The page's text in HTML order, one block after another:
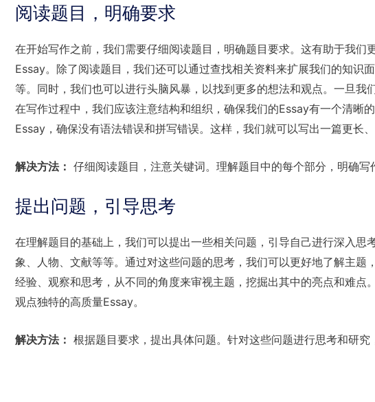
阅读题目，明确要求
在开始写作之前，我们需要仔细阅读题目，明确题目要求。这有助于我们
Essay。除了阅读题目，我们还可以通过查找相关资料来扩展我们的知识
等。同时，我们也可以进行头脑风暴，以找到更多的想法和观点。一旦我
在写作过程中，我们应该注意结构和组织，确保我们的Essay有一个清晰
Essay，确保没有语法错误和拼写错误。这样，我们就可以写出一篇更长
解决方法： 仔细阅读题目，注意关键词。理解题目中的每个部分，明确写
提出问题，引导思考
在理解题目的基础上，我们可以提出一些相关问题，引导自己进行深入思
象、人物、文献等等。通过对这些问题的思考，我们可以更好地了解主题
经验、观察和思考，从不同的角度来审视主题，挖掘出其中的亮点和难点
观点独特的高质量Essay。
解决方法： 根据题目要求，提出具体问题。针对这些问题进行思考和研究